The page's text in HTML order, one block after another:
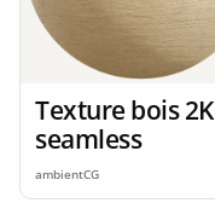
Texture bois 2K
seamless
ambientCG